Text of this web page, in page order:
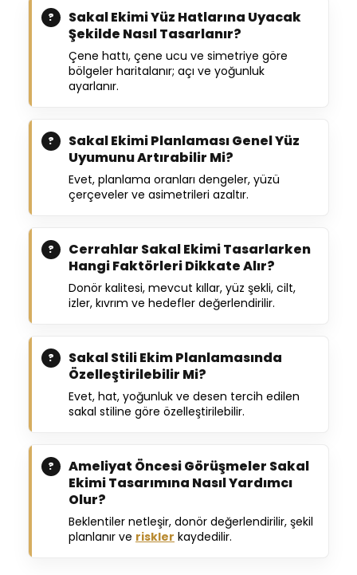
Sakal Ekimi Yüz Hatlarına Uyacak
Şekilde Nasıl Tasarlanır?
Çene hattı, çene ucu ve simetriye göre
bölgeler haritalanır; açı ve yoğunluk
ayarlanır.
Sakal Ekimi Planlaması Genel Yüz
Uyumunu Artırabilir Mi?
Evet, planlama oranları dengeler, yüzü
çerçeveler ve asimetrileri azaltır.
Cerrahlar Sakal Ekimi Tasarlarken
Hangi Faktörleri Dikkate Alır?
Donör kalitesi, mevcut kıllar, yüz şekli, cilt,
izler, kıvrım ve hedefler değerlendirilir.
Sakal Stili Ekim Planlamasında
Özelleştirilebilir Mi?
Evet, hat, yoğunluk ve desen tercih edilen
sakal stiline göre özelleştirilebilir.
Ameliyat Öncesi Görüşmeler Sakal
Ekimi Tasarımına Nasıl Yardımcı
Olur?
Beklentiler netleşir, donör değerlendirilir, şekil
planlanır ve riskler kaydedilir.